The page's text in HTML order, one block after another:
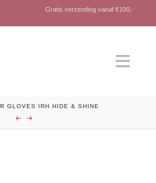
Gratis verzending vanaf €100,-
IR GLOVES IRH HIDE & SHINE